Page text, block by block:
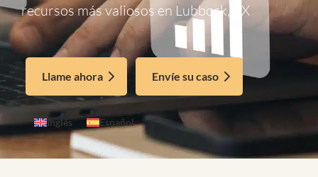
recursos más valiosos en Lubbock, TX
Llame ahora Envíe su caso
Inglés Español